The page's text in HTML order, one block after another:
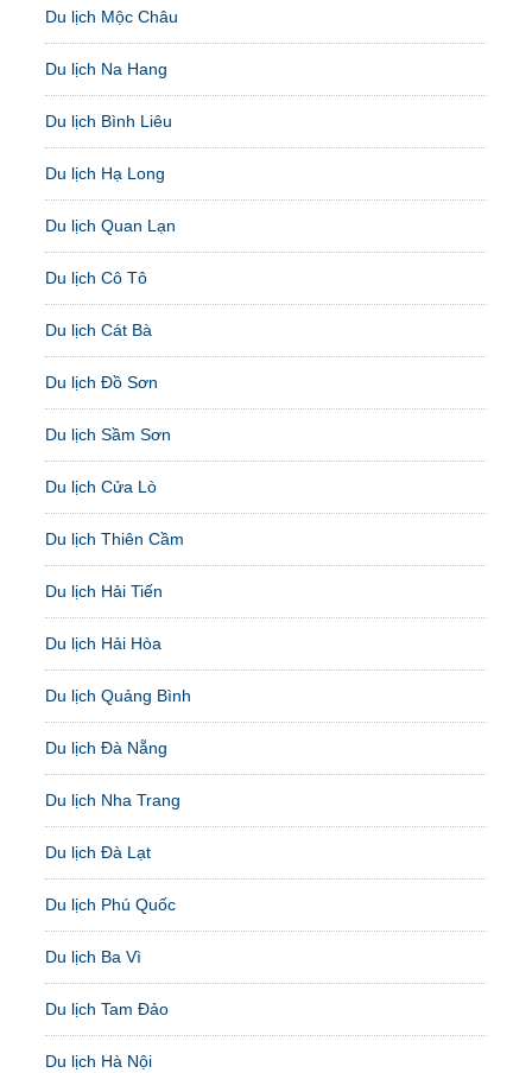
Du lịch Mộc Châu
Du lịch Na Hang
Du lịch Bình Liêu
Du lịch Hạ Long
Du lịch Quan Lạn
Du lịch Cô Tô
Du lịch Cát Bà
Du lịch Đồ Sơn
Du lịch Sầm Sơn
Du lịch Cửa Lò
Du lịch Thiên Cầm
Du lịch Hải Tiến
Du lịch Hải Hòa
Du lịch Quảng Bình
Du lịch Đà Nẵng
Du lịch Nha Trang
Du lịch Đà Lạt
Du lịch Phú Quốc
Du lịch Ba Vì
Du lịch Tam Đảo
Du lịch Hà Nội